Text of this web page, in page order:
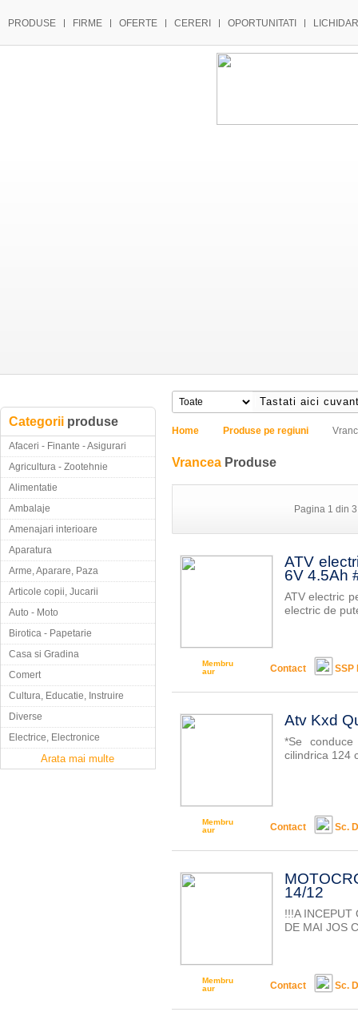
PRODUSE FIRME OFERTE CERERI OPORTUNITATI
Categorii produse
Afaceri - Finante - Asigurari
Agricultura - Zootehnie
Alimentatie
Ambalaje
Amenajari interioare
Aparatura
Arme, Aparare, Paza
Articole copii, Jucarii
Auto - Moto
Birotica - Papetarie
Casa si Gradina
Comert
Cultura, Educatie, Instruire
Diverse
Electrice, Electronice
Arata mai multe
Home Produse pe regiuni
Vrancea Produse
Pagina 1 din 3
ATV
6V 4.5Ah
ATV electric
electric de
Membru
aur
Contact SSP
Atv Kxd
*Se
cilindrica 124
Membru
aur
Contact Sc.
14/12
!!!A INCEPUT
DE MAI JOS
Membru
aur
Contact Sc.